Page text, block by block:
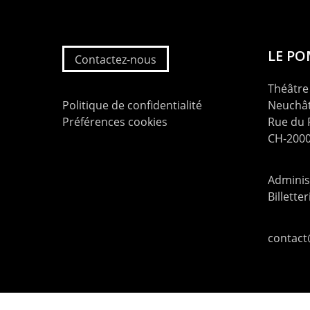
Contactez-nous
Politique de confidentialité
Préférences cookies
LE
Rue du
CH-